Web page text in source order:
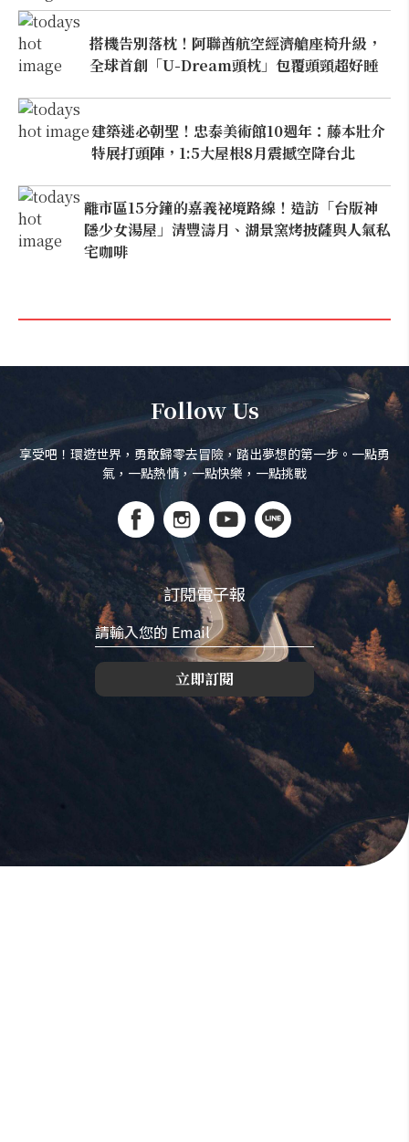
搭機告別落枕！阿聯酋航空經濟艙座椅升級，
全球首創「U-Dream頭枕」包覆頭頸超好睡
建築迷必朝聖！忠泰美術館10週年：藤本壯介
特展打頭陣，1:5大屋根8月震撼空降台北
離市區15分鐘的嘉義祕境路線！造訪「台版神
隱少女湯屋」清豐濤月、湖景窯烤披薩與人氣私
宅咖啡
Follow Us
享受吧！環遊世界，勇敢歸零去冒險，踏出夢想的第一步。一點勇
氣，一點熱情，一點快樂，一點挑戰
訂閱電子報
立即訂閱